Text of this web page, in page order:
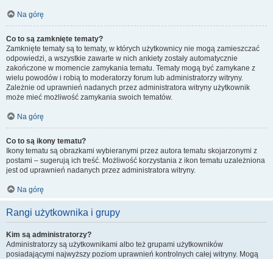
Na górę
Co to są zamknięte tematy?
Zamknięte tematy są to tematy, w których użytkownicy nie mogą zamieszczać
odpowiedzi, a wszystkie zawarte w nich ankiety zostały automatycznie
zakończone w momencie zamykania tematu. Tematy mogą być zamykane z
wielu powodów i robią to moderatorzy forum lub administratorzy witryny.
Zależnie od uprawnień nadanych przez administratora witryny użytkownik
może mieć możliwość zamykania swoich tematów.
Na górę
Co to są ikony tematu?
Ikony tematu są obrazkami wybieranymi przez autora tematu skojarzonymi z
postami – sugerują ich treść. Możliwość korzystania z ikon tematu uzależniona
jest od uprawnień nadanych przez administratora witryny.
Na górę
Rangi użytkownika i grupy
Kim są administratorzy?
Administratorzy są użytkownikami albo też grupami użytkowników
posiadającymi najwyższy poziom uprawnień kontrolnych całej witryny. Mogą